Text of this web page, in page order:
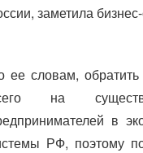
заметила
ее словам,
на
в
РФ, поэтому